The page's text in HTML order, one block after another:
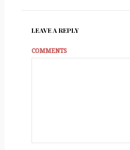
LEAVE A REPLY
COMMENTS